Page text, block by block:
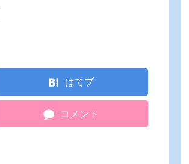
はてブ
コメント